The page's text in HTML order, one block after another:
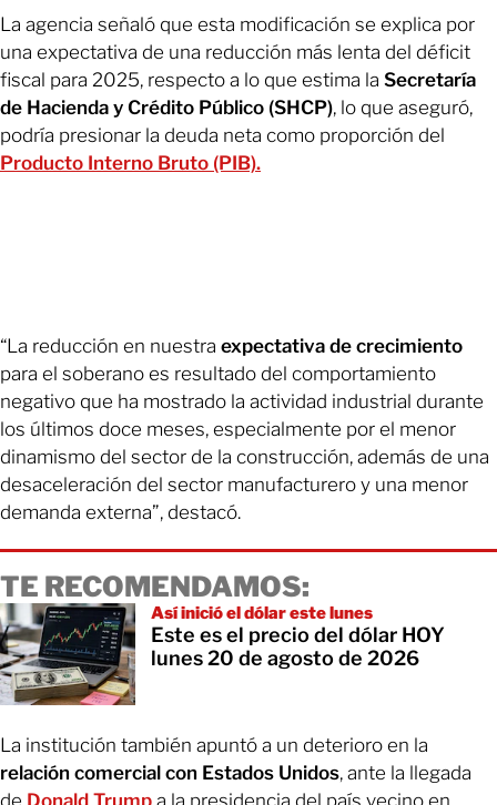
La agencia señaló que esta modificación se explica por
una expectativa de una reducción más lenta del déficit
fiscal para 2025, respecto a lo que estima la Secretaría
de Hacienda y Crédito Público (SHCP), lo que aseguró,
podría presionar la deuda neta como proporción del
Producto Interno Bruto (PIB).
“La reducción en nuestra expectativa de crecimiento
para el soberano es resultado del comportamiento
negativo que ha mostrado la actividad industrial durante
los últimos doce meses, especialmente por el menor
dinamismo del sector de la construcción, además de una
desaceleración del sector manufacturero y una menor
demanda externa”, destacó.
TE RECOMENDAMOS:
Así inició el dólar este lunes
Este es el precio del dólar HOY
lunes 20 de agosto de 2026
La institución también apuntó a un deterioro en la
relación comercial con Estados Unidos, ante la llegada
de Donald Trump a la presidencia del país vecino en